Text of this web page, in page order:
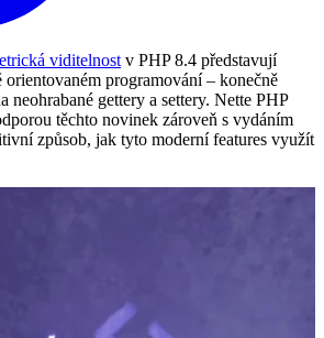
viditelnost v PHP 8.4 představují
programování – konečně
neohrabané gettery a settery. Nette PHP
těchto novinek zároveň s vydáním
způsob, jak tyto moderní features využít